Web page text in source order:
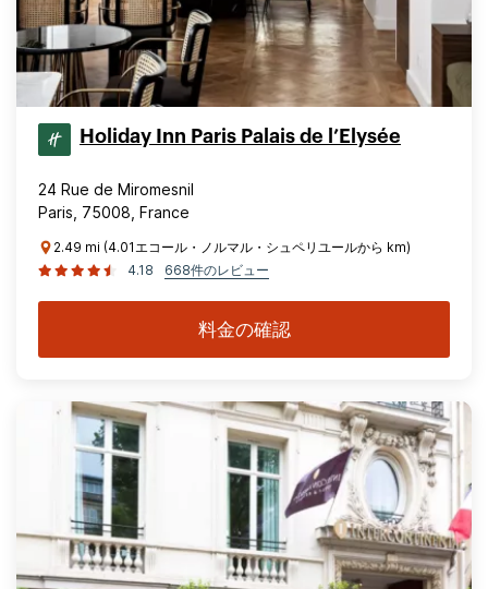
Holiday Inn Paris Palais de l’Elysée
24 Rue de Miromesnil
Paris, 75008, France
2.49 mi (4.01エコール・ノルマル・シュペリユールから km)
4.18
668件のレビュー
料金の確認